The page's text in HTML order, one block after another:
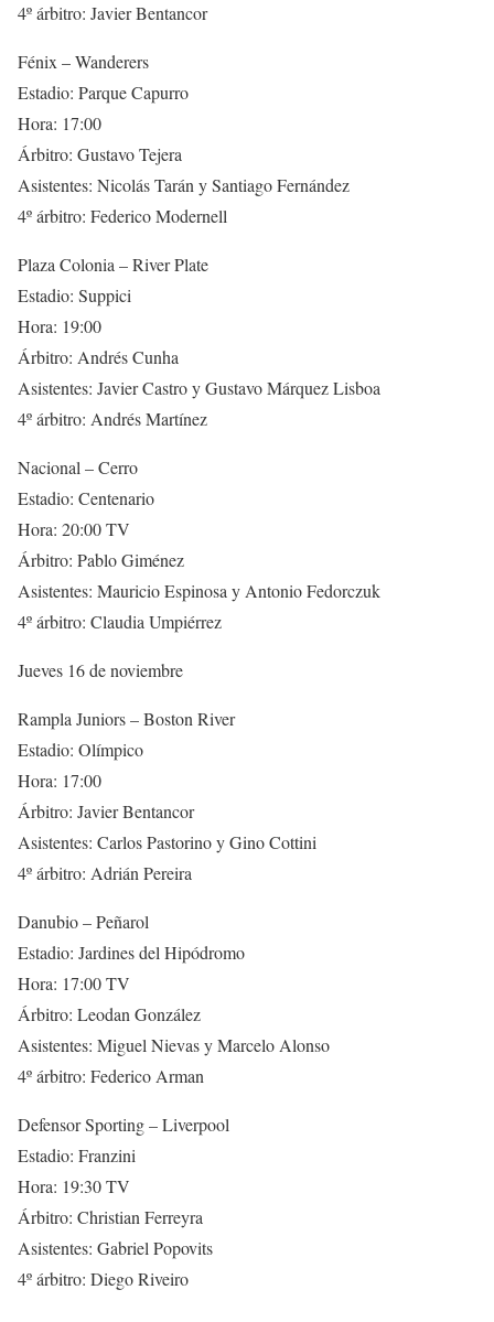
4º árbitro: Javier Bentancor
Fénix – Wanderers
Estadio: Parque Capurro
Hora: 17:00
Árbitro: Gustavo Tejera
Asistentes: Nicolás Tarán y Santiago Fernández
4º árbitro: Federico Modernell
Plaza Colonia – River Plate
Estadio: Suppici
Hora: 19:00
Árbitro: Andrés Cunha
Asistentes: Javier Castro y Gustavo Márquez Lisboa
4º árbitro: Andrés Martínez
Nacional – Cerro
Estadio: Centenario
Hora: 20:00 TV
Árbitro: Pablo Giménez
Asistentes: Mauricio Espinosa y Antonio Fedorczuk
4º árbitro: Claudia Umpiérrez
Jueves 16 de noviembre
Rampla Juniors – Boston River
Estadio: Olímpico
Hora: 17:00
Árbitro: Javier Bentancor
Asistentes: Carlos Pastorino y Gino Cottini
4º árbitro: Adrián Pereira
Danubio – Peñarol
Estadio: Jardines del Hipódromo
Hora: 17:00 TV
Árbitro: Leodan González
Asistentes: Miguel Nievas y Marcelo Alonso
4º árbitro: Federico Arman
Defensor Sporting – Liverpool
Estadio: Franzini
Hora: 19:30 TV
Árbitro: Christian Ferreyra
Asistentes: Gabriel Popovits
4º árbitro: Diego Riveiro